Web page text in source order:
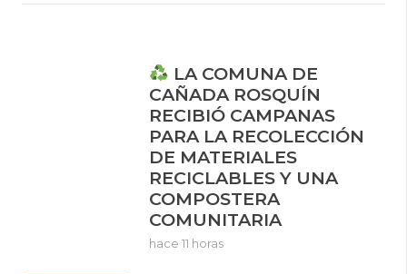
LA COMUNA DE
CAÑADA ROSQUÍN
RECIBIÓ CAMPANAS
PARA LA RECOLECCIÓN
DE MATERIALES
RECICLABLES Y UNA
COMPOSTERA
COMUNITARIA
hace 11 horas